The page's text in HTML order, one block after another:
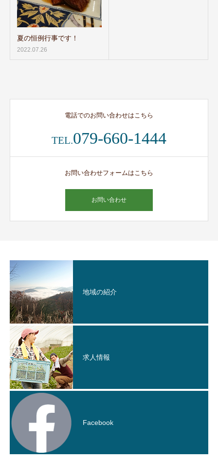
夏の恒例行事です！
2022.07.26
電話でのお問い合わせはこちら
TEL.079-660-1444
お問い合わせフォームはこちら
お問い合わせ
地域の紹介
求人情報
Facebook